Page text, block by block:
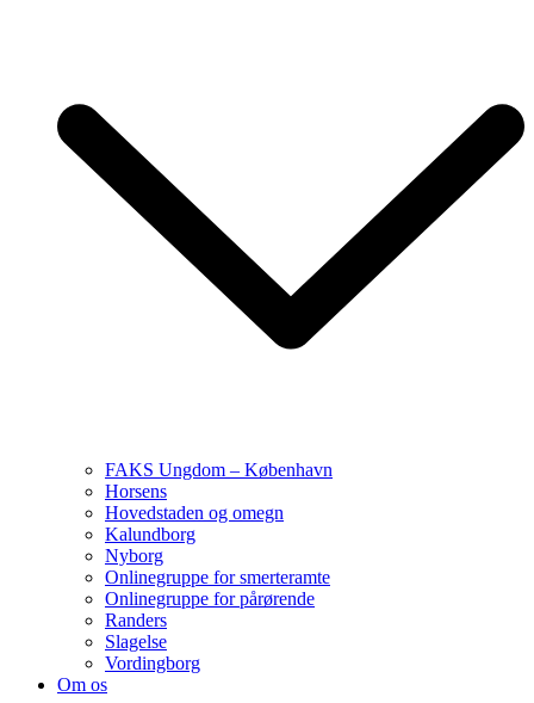
FAKS Ungdom – København
Horsens
Hovedstaden og omegn
Kalundborg
Nyborg
Onlinegruppe for smerteramte
Onlinegruppe for pårørende
Randers
Slagelse
Vordingborg
Om os